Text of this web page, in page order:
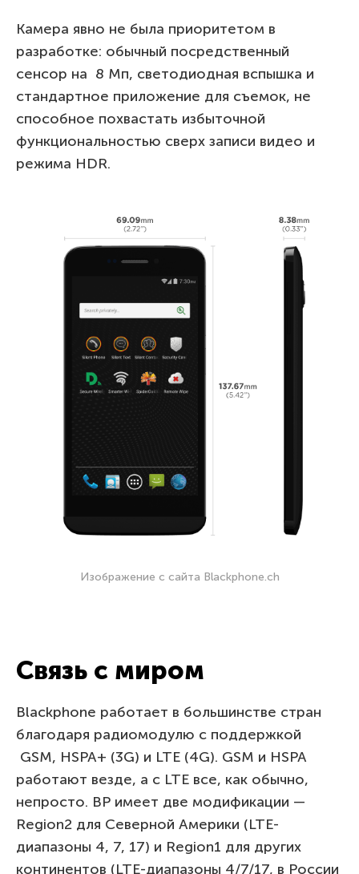
Камера явно не была приоритетом в
разработке: обычный посредственный
сенсор на 8 Мп, светодиодная вспышка и
стандартное приложение для съемок, не
способное похвастать избыточной
функциональностью сверх записи видео и
режима HDR.
Изображение с сайта Blackphone.ch
Связь с миром
Blackphone работает в большинстве стран
благодаря радиомодулю с поддержкой
GSM, HSPA+ (3G) и LTE (4G). GSM и HSPA
работают везде, а с LTE все, как обычно,
непросто. BP имеет две модификации —
Region2 для Северной Америки (LTE-
диапазоны 4, 7, 17) и Region1 для других
континентов (LTE-диапазоны 4/7/17, в России